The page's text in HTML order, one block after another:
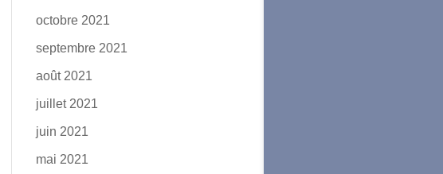
octobre 2021
septembre 2021
août 2021
juillet 2021
juin 2021
mai 2021